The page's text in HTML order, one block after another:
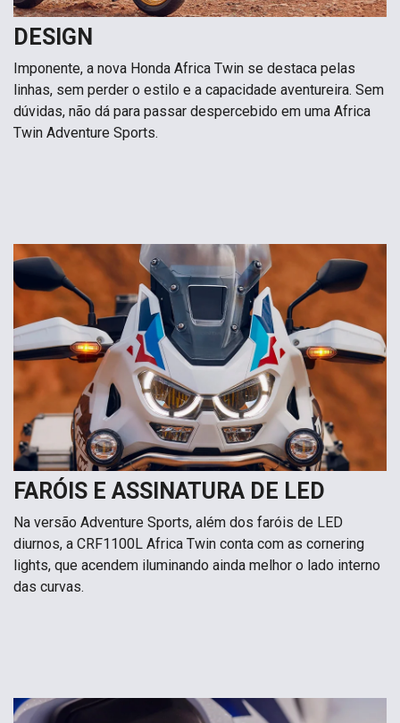
DESIGN
Imponente, a nova Honda Africa Twin se destaca pelas
linhas, sem perder o estilo e a capacidade aventureira. Sem
dúvidas, não dá para passar despercebido em uma Africa
Twin Adventure Sports.
FARÓIS E ASSINATURA DE LED
Na versão Adventure Sports, além dos faróis de LED
diurnos, a CRF1100L Africa Twin conta com as cornering
lights, que acendem iluminando ainda melhor o lado interno
das curvas.